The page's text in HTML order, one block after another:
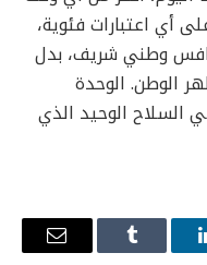
أي اعتبارات فئوية،
وطني شريف، بدل
الوطن. الوحدة
السلاح الوحيد الذي
Tumblr
البريد